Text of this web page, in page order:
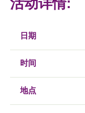
日期
时间
地点